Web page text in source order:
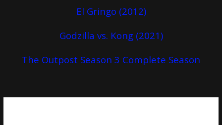
El Gringo (2012)
Godzilla vs. Kong (2021)
The Outpost Season 3 Complete Season